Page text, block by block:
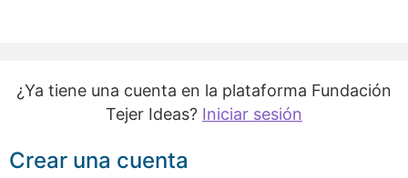
¿Ya tiene una cuenta en la plataforma Fundación
Tejer Ideas? Iniciar sesión
Crear una cuenta